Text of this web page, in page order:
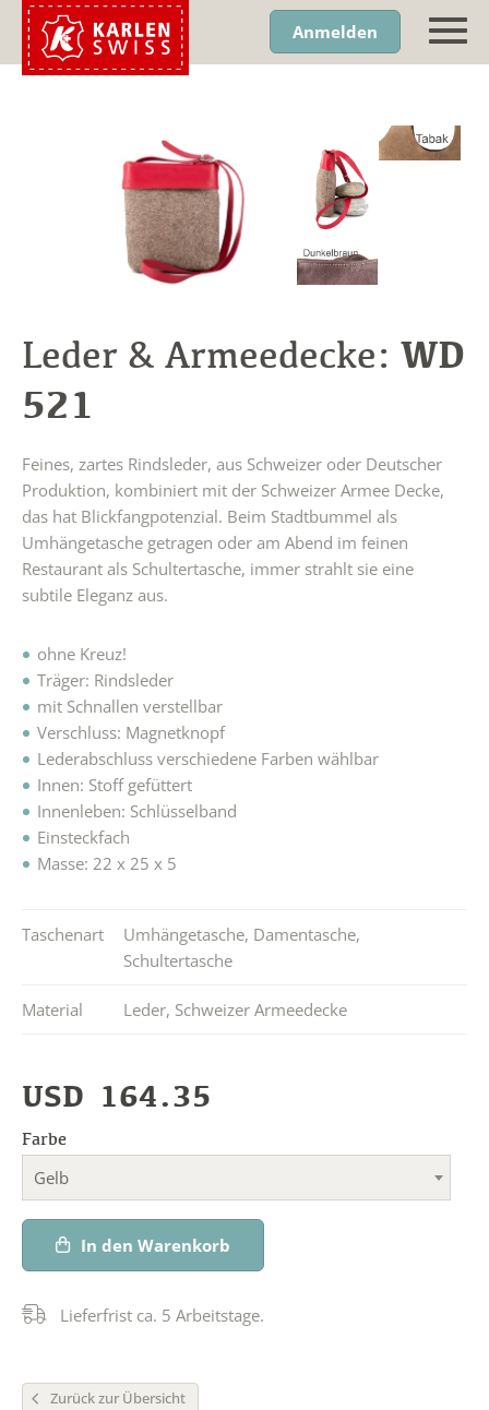
Anmelden
Leder & Armeedecke: WD
521
Feines, zartes Rindsleder, aus Schweizer oder Deutscher
Produktion, kombiniert mit der Schweizer Armee Decke,
das hat Blickfangpotenzial. Beim Stadtbummel als
Umhängetasche getragen oder am Abend im feinen
Restaurant als Schultertasche, immer strahlt sie eine
subtile Eleganz aus.
ohne Kreuz!
Träger: Rindsleder
mit Schnallen verstellbar
Verschluss: Magnetknopf
Lederabschluss verschiedene Farben wählbar
Innen: Stoff gefüttert
Innenleben: Schlüsselband
Einsteckfach
Masse: 22 x 25 x 5
Taschenart Umhängetasche, Damentasche,
Schultertasche
Material Leder, Schweizer Armeedecke
USD 164.35
Farbe
Gelb
In den Warenkorb
Lieferfrist ca. 5 Arbeitstage.
Zurück zur Übersicht